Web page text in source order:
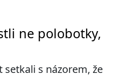
ne polobotky,
setkali s názorem, že